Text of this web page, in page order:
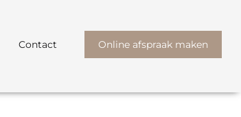
Contact Online afspraak maken